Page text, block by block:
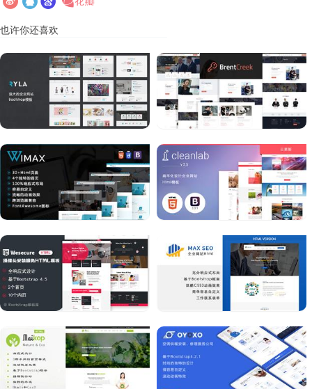
也许你还喜欢